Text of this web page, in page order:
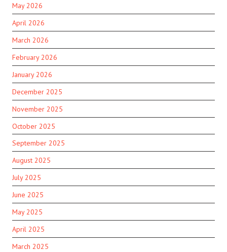
May 2026
April 2026
March 2026
February 2026
January 2026
December 2025
November 2025
October 2025
September 2025
August 2025
July 2025
June 2025
May 2025
April 2025
March 2025